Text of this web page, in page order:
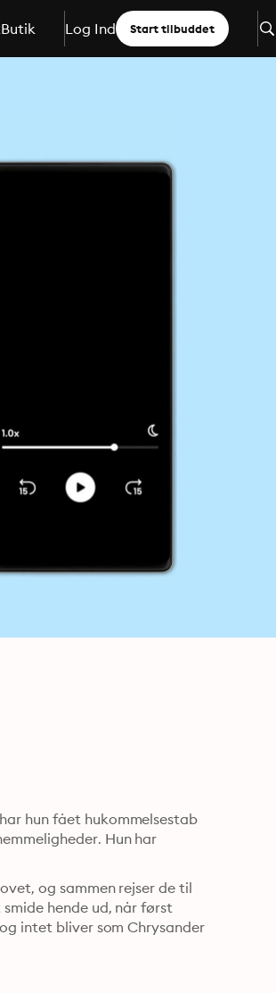
Butik Log Ind Start tilbuddet
hun fået hukommelsestab
Hun har
og sammen rejser de til
hende ud, når først
intet bliver som Chrysander